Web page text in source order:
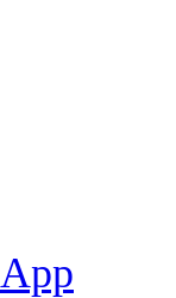
App